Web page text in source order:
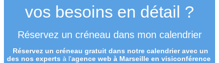
vos besoins en détail ?
Réservez un créneau dans mon calendrier
Réservez un créneau gratuit dans notre calendrier avec un
des nos experts à l'agence web à Marseille en visiconférence